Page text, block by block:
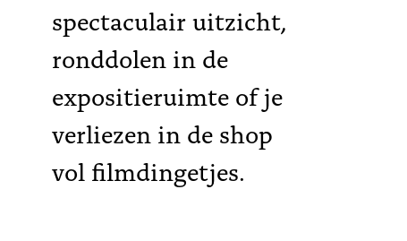
spectaculair uitzicht,
ronddolen in de
expositieruimte of je
verliezen in de shop
vol filmdingetjes.